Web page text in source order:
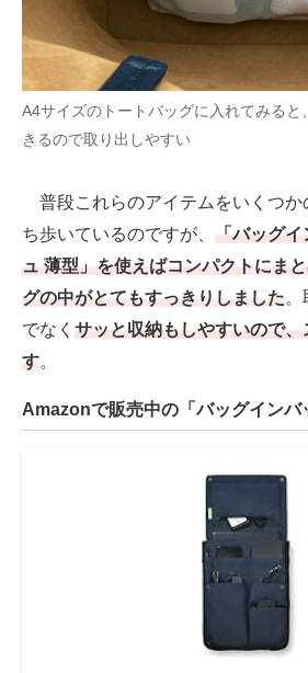
A4サイズのトートバッグに入れてみると
きるので取り出しやすい
普段これらのアイテムをいくつか
ち歩いているのですが、 「バッグイ
ュ 薄型」を使えばコンパクトにま
グの中がとてもすっきりしました。
でなく サッと収納もしやすいので
す。
Amazonで販売中の「バッグインバ